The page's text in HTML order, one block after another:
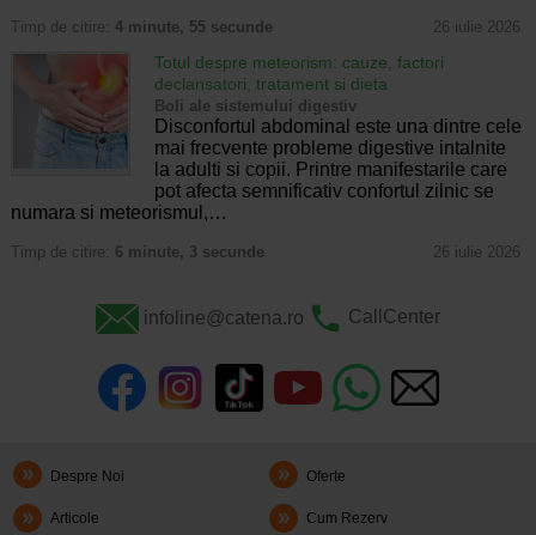
Timp de citire: 4 minute, 55 secunde 26 iulie 2026
Totul despre meteorism: cauze, factori
declansatori, tratament si dieta
Boli ale sistemului digestiv
Disconfortul abdominal este una dintre cele
mai frecvente probleme digestive intalnite
la adulti si copii. Printre manifestarile care
pot afecta semnificativ confortul zilnic se
numara si meteorismul,…
Timp de citire: 6 minute, 3 secunde 26 iulie 2026
infoline@catena.ro CallCenter
Despre Noi Oferte
Articole Cum Rezerv